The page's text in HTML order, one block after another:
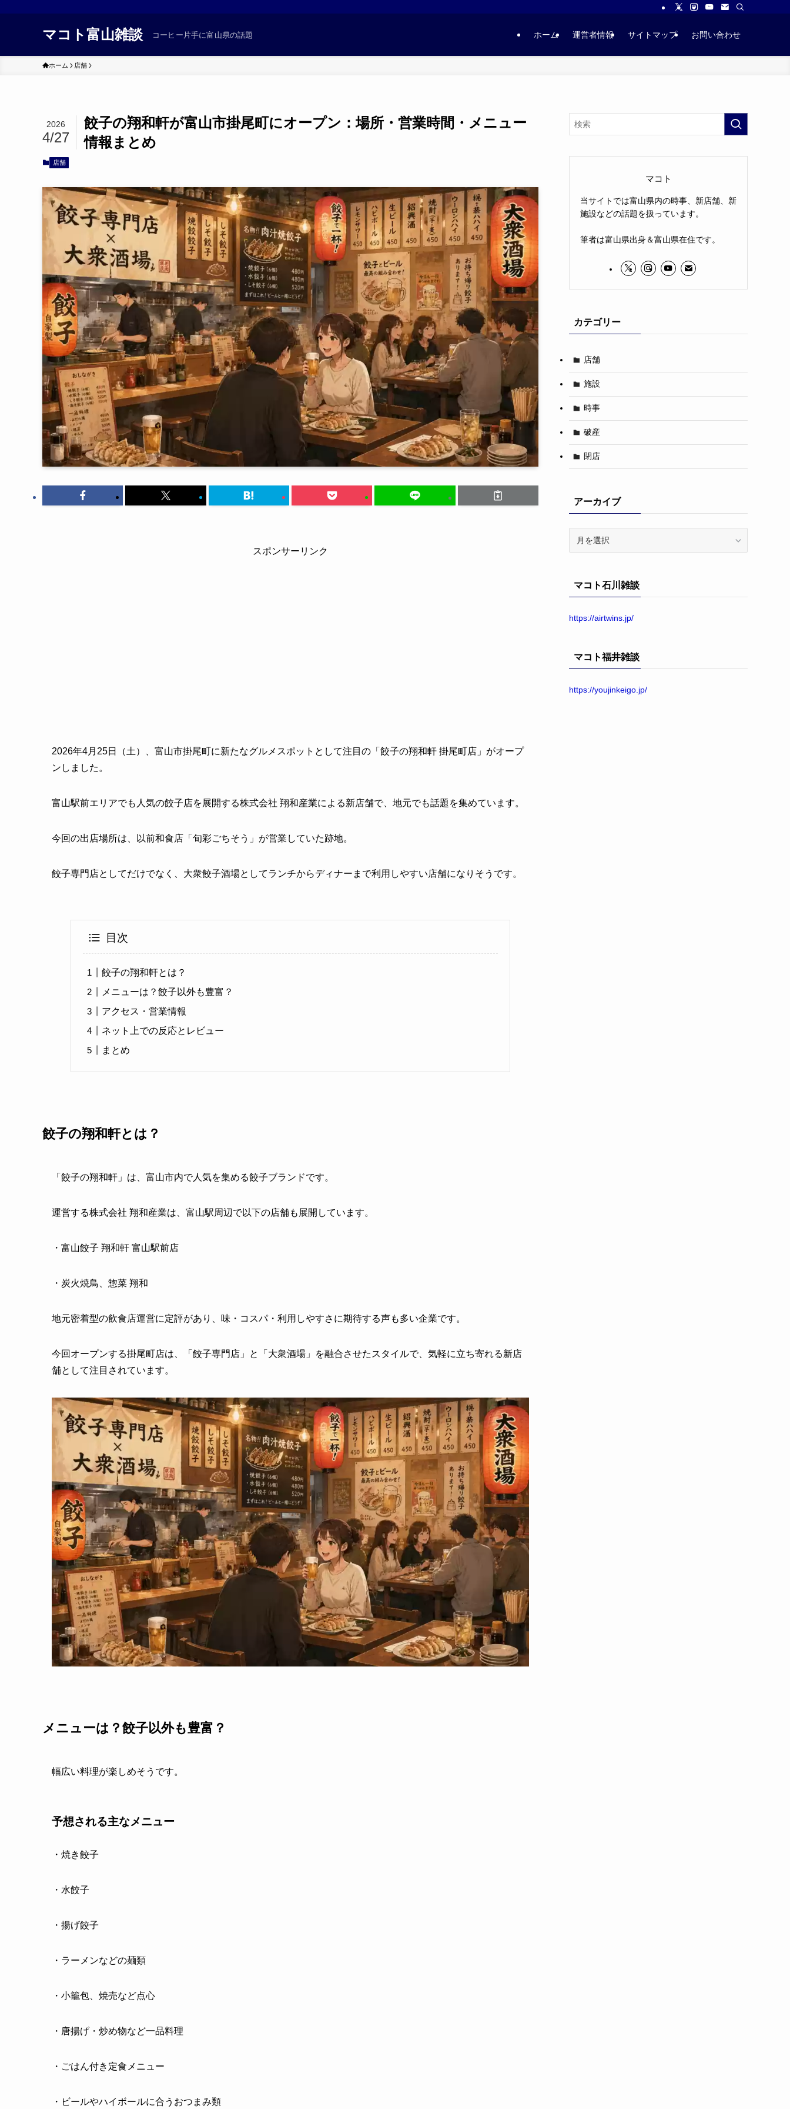
マコト富山雑談 コーヒー片手に富山県の話題 ホーム 運営者情報 サイトマップ お問い合わせ
ホーム 店舗
餃子の翔和軒が富山市掛尾町にオープン：場所・営業時間・メニュー
情報まとめ
2026
4/27
店舗
スポンサーリンク
2026年4月25日（土）、富山市掛尾町に新たなグルメスポットとして注目の「餃子の翔和軒 掛尾町店」がオープ
ンしました。
富山駅前エリアでも人気の餃子店を展開する株式会社 翔和産業による新店舗で、地元でも話題を集めています。
今回の出店場所は、以前和食店「旬彩ごちそう」が営業していた跡地。
餃子専門店としてだけでなく、大衆餃子酒場としてランチからディナーまで利用しやすい店舗になりそうです。
目次
餃子の翔和軒とは？
メニューは？餃子以外も豊富？
アクセス・営業情報
ネット上での反応とレビュー
まとめ
餃子の翔和軒とは？
「餃子の翔和軒」は、富山市内で人気を集める餃子ブランドです。
運営する株式会社 翔和産業は、富山駅周辺で以下の店舗も展開しています。
・富山餃子 翔和軒 富山駅前店
・炭火焼鳥、惣菜 翔和
地元密着型の飲食店運営に定評があり、味・コスパ・利用しやすさに期待する声も多い企業です。
今回オープンする掛尾町店は、「餃子専門店」と「大衆酒場」を融合させたスタイルで、気軽に立ち寄れる新店
舗として注目されています。
メニューは？餃子以外も豊富？
幅広い料理が楽しめそうです。
予想される主なメニュー
・焼き餃子
・水餃子
・揚げ餃子
・ラーメンなどの麺類
・小籠包、焼売など点心
・唐揚げ・炒め物など一品料理
・ごはん付き定食メニュー
・ビールやハイボールに合うおつまみ類
マコト
当サイトでは富山県内の時事、新店舗、新
施設などの話題を扱っています。
筆者は富山県出身＆富山県在住です。
カテゴリー
店舗
施設
時事
破産
閉店
アーカイブ
ブマコト石川雑談
https://airtwins.jp/
マコト福井雑談
https://youjinkeigo.jp/